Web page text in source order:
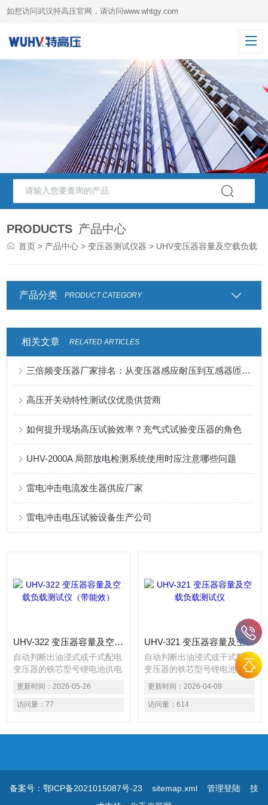
如想访问武汉特高压官网，请访问www.whtgy.com
PRODUCTS 产品中心
首页 > 产品中心 >变压器测试仪器 > UHV变压器容量及空载负载
产品分类 PRODUCT CATEGORY
相关文章 RELATED ARTICLES
三倍频变压器厂家排名：从变压器感应耐压到互感器匝间绝缘检测
高压开关动特性测试仪优质供货商
如何提升现场高压试验效率？充气式试验变压器的角色
UHV-2000A 局部放电检测系统使用时应注意哪些问题
雷电冲击电流发生器供应厂家
雷电冲击电压试验设备生产公司
UHV-322 变压器容量及空载负载测试仪（带能效）
自动判断出油浸式或干式配电
变压器的铁芯型号锂电池供电
或者220V交流充电器供电自
适应仪器内置可充电锂电池，
本身可输出三相正弦波逆变电
更新时间： 2026-05-26
访问量： 77
UHV-321 变压器容量及空载负载测试仪
自动判断出油浸式或干式配电
变压器的铁芯型号锂电池供电
或者220V交流充电器供电自
适应仪器内置可充电锂电池，
本身可输出三相正弦波逆变电
更新时间： 2026-04-09
访问量： 614
备案号：鄂ICP备2021015087号-23 sitemap.xml 管理登陆技